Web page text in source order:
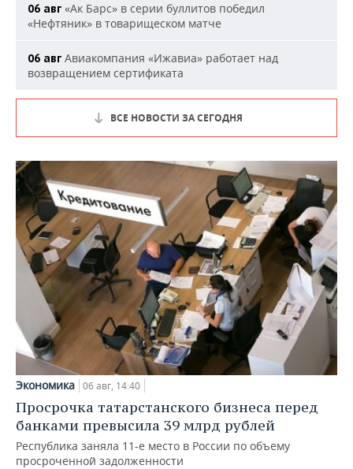
06 авг «Ак Барс» в серии буллитов победил
«Нефтяник» в товарищеском матче
06 авг Авиакомпания «Ижавиа» работает над
возвращением сертификата
ВСЕ НОВОСТИ ЗА СЕГОДНЯ
Экономика 06 авг, 14:40
Просрочка татарстанского бизнеса перед
банками превысила 39 млрд рублей
Республика заняла 11-е место в России по объему
просроченной задолженности